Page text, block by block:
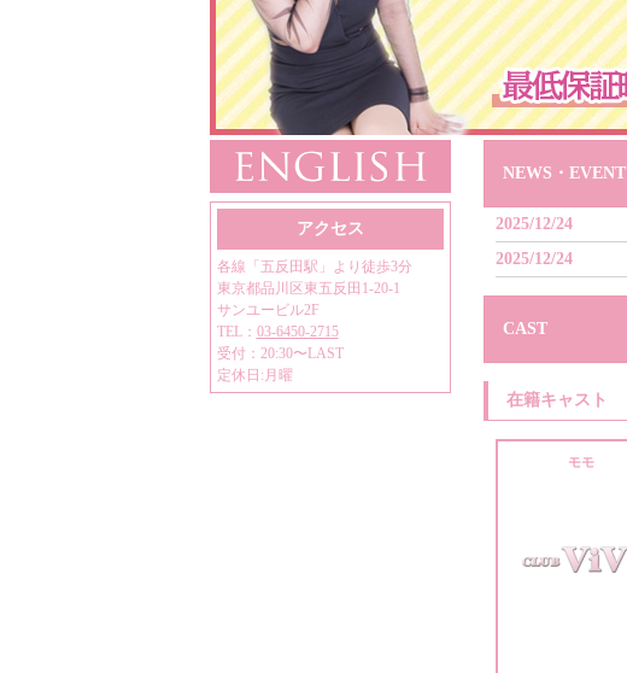
NEWS・EVENT
2025/12/24
2025/12/24
CAST
在籍キャスト
モモ
アクセス
各線「五反田駅」より徒歩3分
東京都品川区東五反田1-20-1
サンユービル2F
TEL： 03-6450-2715
受付：20:30〜LAST
定休日:月曜